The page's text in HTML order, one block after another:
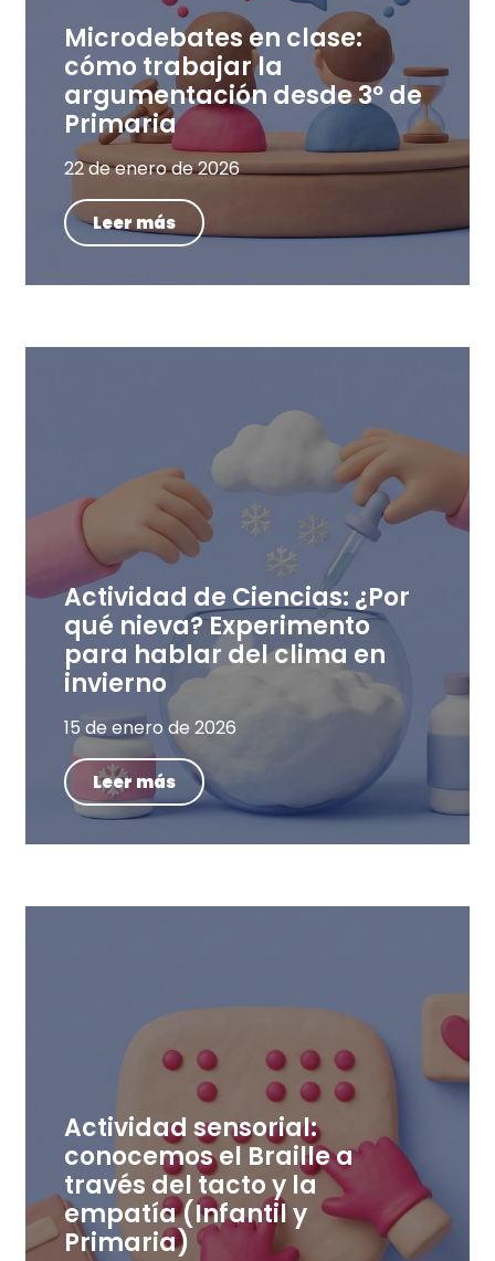
Microdebates en clase:
cómo trabajar la
argumentación desde 3º de
Primaria
22 de enero de 2026
Leer más
Actividad de Ciencias: ¿Por
qué nieva? Experimento
para hablar del clima en
invierno
15 de enero de 2026
Leer más
Actividad sensorial:
conocemos el Braille a
través del tacto y la
empatía (Infantil y
Primaria)